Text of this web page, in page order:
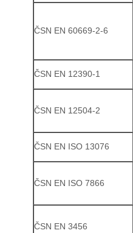
ČSN EN 60669-2-6
ČSN EN 12390-1
ČSN EN 12504-2
ČSN EN ISO 13076
ČSN EN ISO 7866
ČSN EN 3456